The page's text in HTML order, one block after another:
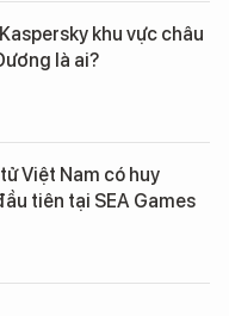
khu vực châu
là ai?
Việt Nam có huy
tiên tại SEA Games